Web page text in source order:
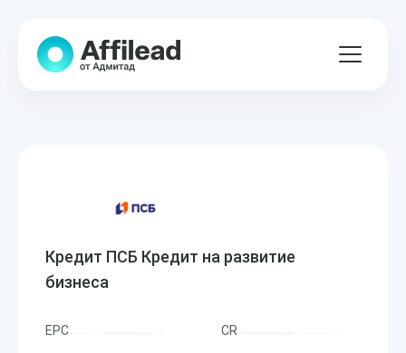
Кредит ПСБ Кредит на развитие
бизнеса
EPC CR